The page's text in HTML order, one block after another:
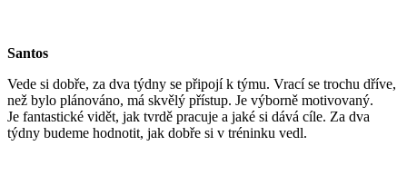
Santos
Vede si dobře, za dva týdny se připojí k týmu. Vrací se trochu dříve,
než bylo plánováno, má skvělý přístup. Je výborně motivovaný.
Je fantastické vidět, jak tvrdě pracuje a jaké si dává cíle. Za dva
týdny budeme hodnotit, jak dobře si v tréninku vedl.